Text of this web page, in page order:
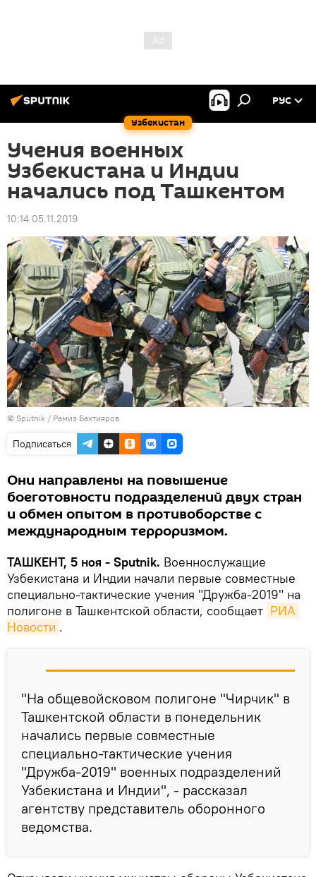
Узбекистан
РУС
Учения военных
Узбекистана и Индии
начались под Ташкентом
10:14 05.11.2019
© Sputnik / Рамиз Бахтияров
Подписаться
Они направлены на повышение
боеготовности подразделений двух стран
и обмен опытом в противоборстве с
международным терроризмом.
ТАШКЕНТ, 5 ноя - Sputnik. Военнослужащие
Узбекистана и Индии начали первые совместные
специально-тактические учения "Дружба-2019" на
полигоне в Ташкентской области, сообщает РИА
Новости .
"На общевойсковом полигоне "Чирчик" в
Ташкентской области в понедельник
начались первые совместные
специально-тактические учения
"Дружба-2019" военных подразделений
Узбекистана и Индии", - рассказал
агентству представитель оборонного
ведомства.